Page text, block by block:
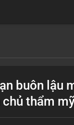
buôn lậu
chủ thẩm